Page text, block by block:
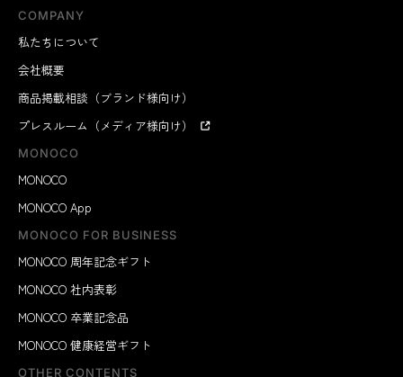
COMPANY
私たちについて
会社概要
商品掲載相談（ブランド様向け）
プレスルーム（メディア様向け）
MONOCO
MONOCO
MONOCO App
MONOCO FOR BUSINESS
MONOCO 周年記念ギフト
MONOCO 社内表彰
MONOCO 卒業記念品
MONOCO 健康経営ギフト
OTHER CONTENTS